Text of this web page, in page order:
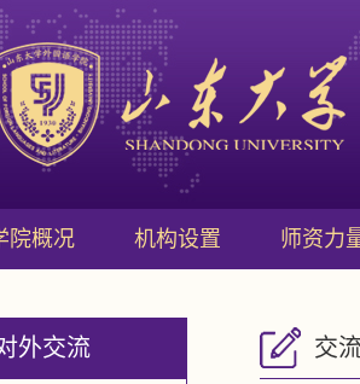
院概况 机构设置 师资力
外交流 交